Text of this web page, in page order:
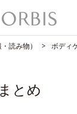
読み物） ボディ
とめ